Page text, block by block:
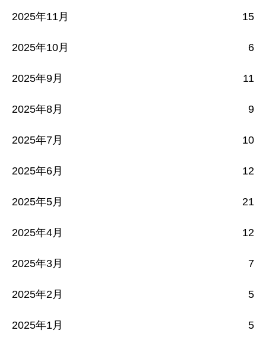
2025年11月 15
2025年10月 6
2025年9月 11
2025年8月 9
2025年7月 10
2025年6月 12
2025年5月 21
2025年4月 12
2025年3月 7
2025年2月 5
2025年1月 5